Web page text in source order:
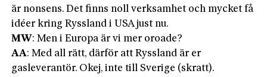
är nonsens. Det finns noll verksamhet och mycket få
idéer kring Ryssland i USA just nu.
MW: Men i Europa är vi mer oroade?
AA: Med all rätt, därför att Ryssland är er
gasleverantör. Okej, inte till Sverige (skratt).